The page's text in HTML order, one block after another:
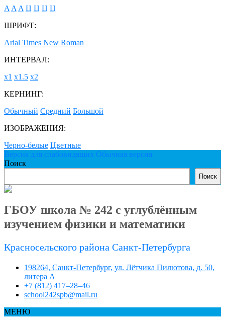
A A A Ц Ц Ц Ц
ШРИФТ:
Arial Times New Roman
ИНТЕРВАЛ:
х1 х1.5 х2
КЕРНИНГ:
Обычный Средний Большой
ИЗОБРАЖЕНИЯ:
Черно-белые Цветные
Версия для слабовидящих Обычная версия
Поиск
Поиск
ГБОУ школа № 242 с углублённым
изучением физики и математики
Красносельского района Санкт-Петербурга
198264, Санкт-Петербург, ул. Лётчика Пилютова, д. 50,
литера А
+7 (812) 417–28–46
school242spb@mail.ru
МЕНЮ